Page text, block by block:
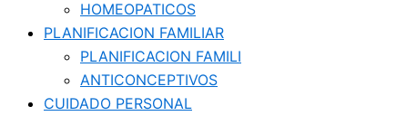
HOMEOPATICOS
PLANIFICACION FAMILIAR
PLANIFICACION FAMILI
ANTICONCEPTIVOS
CUIDADO PERSONAL